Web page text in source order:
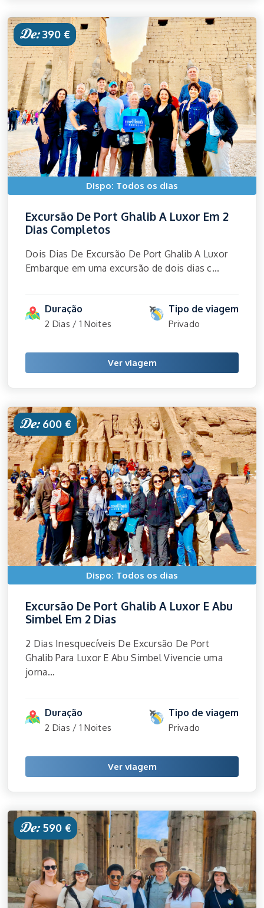
De:390 €
Dispo: Todos os dias
Excursão De Port Ghalib A Luxor Em 2
Dias Completos
Dois Dias De Excursão De Port Ghalib A Luxor
Embarque em uma excursão de dois dias c...
Duração
2 Dias / 1 Noites
Tipo de viagem
Privado
Ver viagem
De:600 €
Dispo: Todos os dias
Excursão De Port Ghalib A Luxor E Abu
Simbel Em 2 Dias
2 Dias Inesquecíveis De Excursão De Port
Ghalib Para Luxor E Abu Simbel Vivencie uma
jorna...
Duração
2 Dias / 1 Noites
Tipo de viagem
Privado
Ver viagem
De:590 €